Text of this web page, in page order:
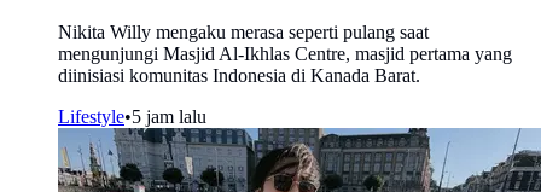
Nikita Willy mengaku merasa seperti pulang saat
mengunjungi Masjid Al-Ikhlas Centre, masjid pertama yang
diinisiasi komunitas Indonesia di Kanada Barat.
Lifestyle•5 jam lalu